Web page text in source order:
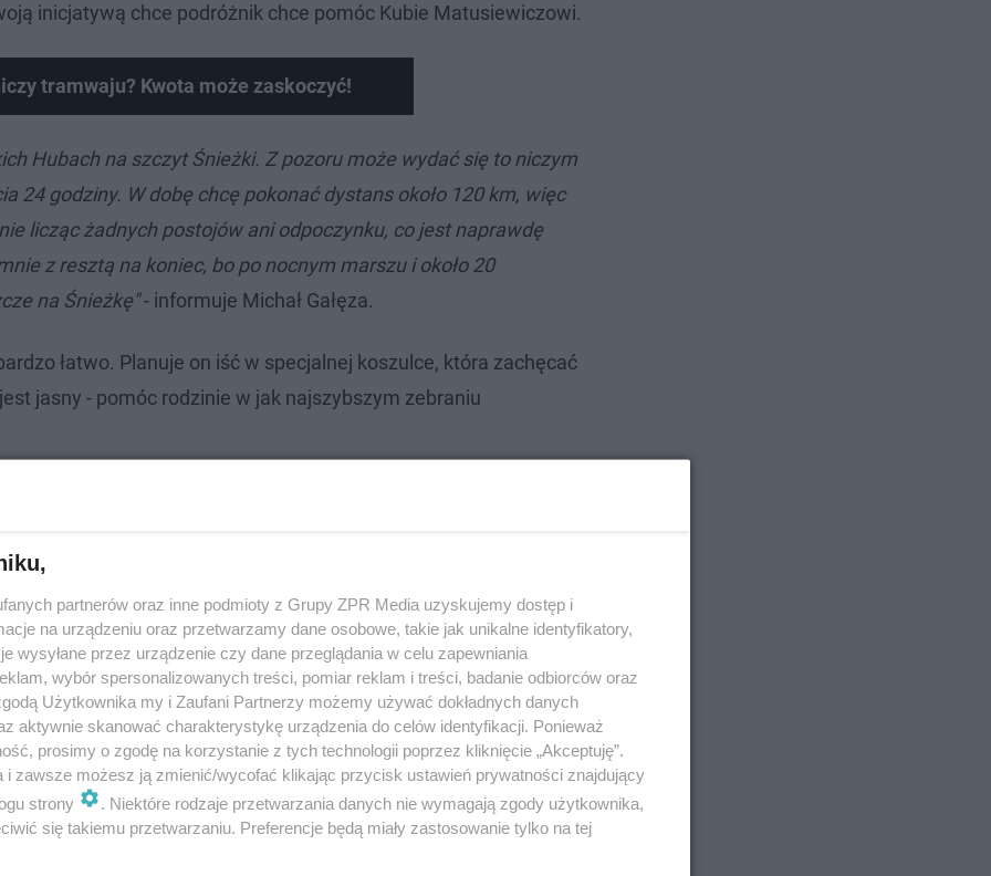
inicjatywą chce podróżnik chce pomóc Kubie Matusiewiczowi.
tramwaju? Kwota może zaskoczyć!
Hubach na szczyt Śnieżki. Z pozoru może wydać się to niczym
24 godziny. W dobę chcę pokonać dystans około 120 km, więc
licząc żadnych postojów ani odpoczynku, co jest naprawdę
z resztą na koniec, bo po nocnym marszu i około 20
na Śnieżkę"- informuje Michał Gałęza.
łatwo. Planuje on iść w specjalnej koszulce, która zachęcać
jasny - pomóc rodzinie w jak najszybszym zebraniu
partnerów oraz inne podmioty z Grupy ZPR Media uzyskujemy dostęp i
na urządzeniu oraz przetwarzamy dane osobowe, takie jak unikalne identyfikatory,
wysyłane przez urządzenie czy dane przeglądania w celu zapewniania
wybór spersonalizowanych treści, pomiar reklam i treści, badanie odbiorców oraz
Użytkownika my i Zaufani Partnerzy możemy używać dokładnych danych
aktywnie skanować charakterystykę urządzenia do celów identyfikacji. Ponieważ
prosimy o zgodę na korzystanie z tych technologii poprzez kliknięcie „Akceptuję”.
i zawsze możesz ją zmienić/wycofać klikając przycisk ustawień prywatności znajdujący
strony
. Niektóre rodzaje przetwarzania danych nie wymagają zgody użytkownika,
się takiemu przetwarzaniu. Preferencje będą miały zastosowanie tylko na tej